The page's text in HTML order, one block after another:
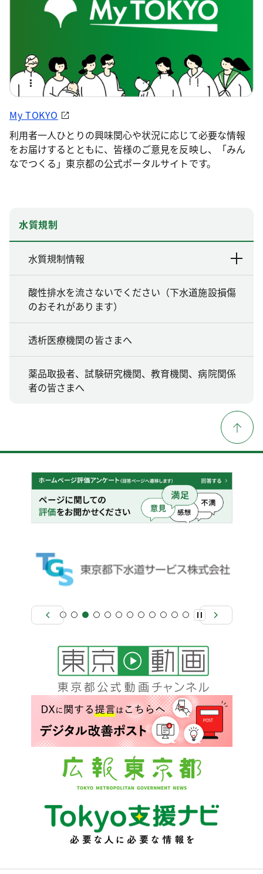
My TOKYO
利用者一人ひとりの興味関心や状況に応じて必要な情報
をお届けするとともに、皆様のご意見を反映し、「みん
なでつくる」東京都の公式ポータルサイトです。
水質規制
水質規制情報
酸性排水を流さないでください（下水道施設損傷
のおそれがあります）
透析医療機関の皆さまへ
薬品取扱者、試験研究機関、教育機関、病院関係
者の皆さまへ